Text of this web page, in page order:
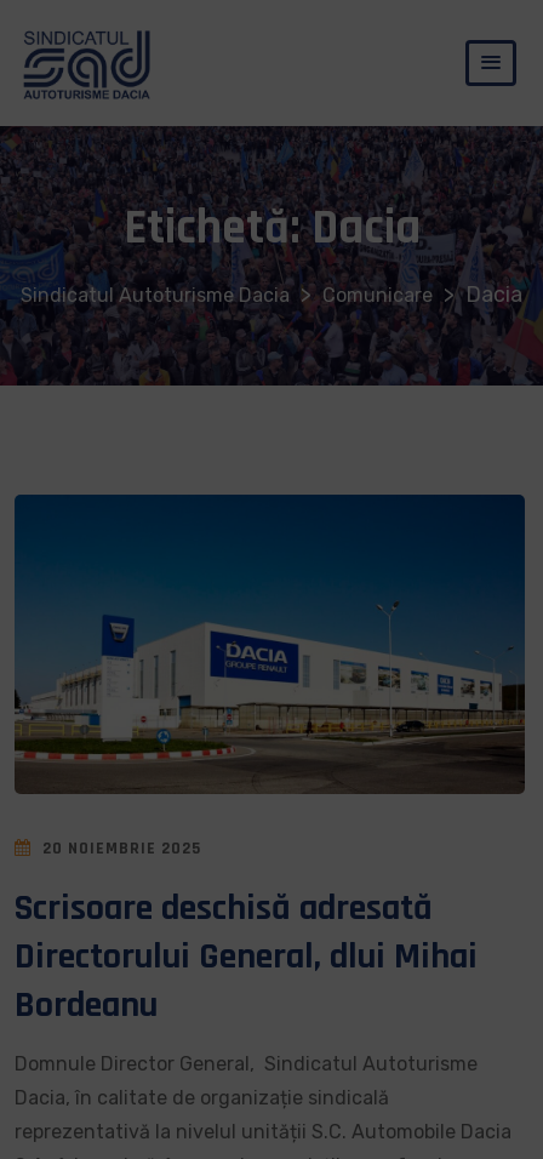
Etichetă:Dacia
Sindicatul Autoturisme Dacia > Comunicare > Dacia
20 NOIEMBRIE 2025
Scrisoare deschisă adresată
Directorului General, dlui Mihai
Bordeanu
Domnule Director General, Sindicatul Autoturisme
Dacia, în calitate de organizație sindicală
reprezentativă la nivelul unității S.C. Automobile Dacia